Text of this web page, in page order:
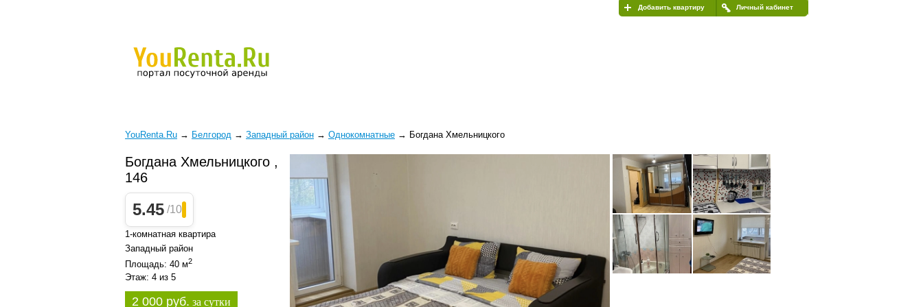
Личный кабинет
Добавить квартиру
YouRenta.Ru → Белгород → Западный район → Однокомнатные → Богдана Хмельницкого
Богдана Хмельницкого ,
146
5.45 /10
1-комнатная квартира
Западный район
Площадь: 40 м2
Этаж: 4 из 5
2 000 руб. за сутки